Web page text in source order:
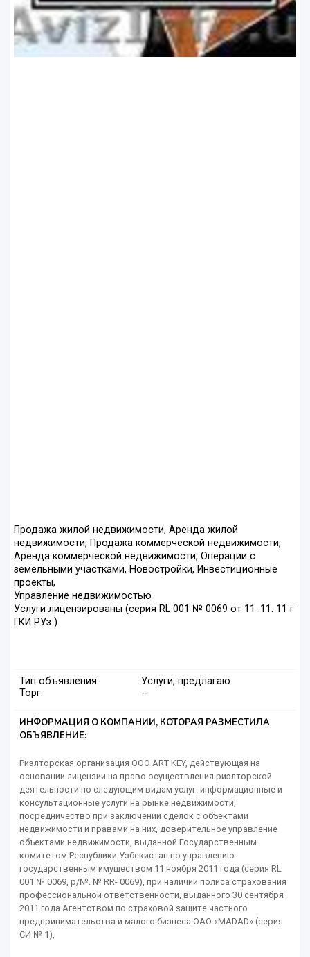
Продажа жилой недвижимости, Аренда жилой
недвижимости, Продажа коммерческой недвижимости,
Аренда коммерческой недвижимости, Операции с
земельными участками, Новостройки, Инвестиционные
проекты,
Управление недвижимостью
Услуги лицензированы (серия RL 001 № 0069 от 11 .11. 11 г
ГКИ РУз )
Тип объявления:
Услуги, предлагаю
Торг:
--
ИНФОРМАЦИЯ О КОМПАНИИ, КОТОРАЯ РАЗМЕСТИЛА
ОБЪЯВЛЕНИЕ:
Риэлторская организация ООО ART KEY, действующая на
основании лицензии на право осуществления риэлторской
деятельности по следующим видам услуг: информационные и
консультационные услуги на рынке недвижимости,
посредничество при заключении сделок с объектами
недвижимости и правами на них, доверительное управление
объектами недвижимости, выданной Государственным
комитетом Республики Узбекистан по управлению
государственным имуществом 11 ноября 2011 года (серия RL
001 № 0069, р/№. № RR- 0069), при наличии полиса страхования
профессиональной ответственности, выданного 30 сентября
2011 года Агентством по страховой защите частного
предпринимательства и малого бизнеса ОАО «MADAD» (серия
СИ № 1),